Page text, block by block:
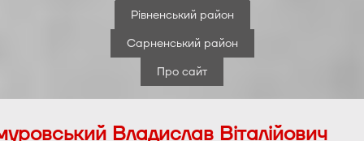
Рівненський район
Сарненський район
Про сайт
Владислав Віталійович